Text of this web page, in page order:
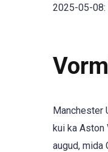
2025-05-08:
Manchester
kui ka Aston
augud, mida